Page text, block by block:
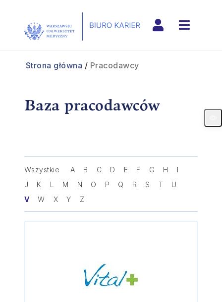
Strona główna / Pracodawcy
Baza pracodawców
Wszystkie A B C D E F G H
I
J
K L M N O P Q R S T
U
V
W X Y Z